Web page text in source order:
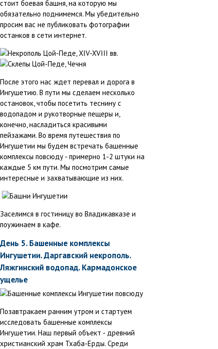
стоит боевая башня, на которую мы
обязательно поднимемся. Мы убедительно
просим вас не публиковать фотографии
останков в сети интернет.
После этого нас ждет перевал и дорога в
Ингушетию. В пути мы сделаем несколько
остановок, чтобы посетить теснину с
водопадом и рукотворные пещеры и,
конечно, насладиться красивыми
пейзажами. Во время путешествия по
Ингушетии мы будем встречать башенные
комплексы повсюду - примерно 1-2 штуки на
каждые 5 км пути. Мы посмотрим самые
интересные и захватывающие из них.
Заселимся в гостиницу во Владикавказе и
поужинаем в кафе.
День 5. Башенные комплексы
Ингушетии. Даргавский некрополь.
Ляжгинский водопад. Кармадонское
ущелье
Позавтракаем ранним утром и стартуем
исследовать башенные комплексы
Ингушетии. Наш первый объект - древний
христианский храм Тхаба-Ерды. Среди